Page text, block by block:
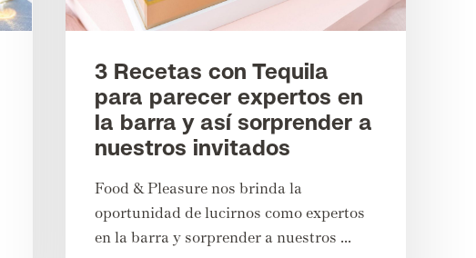
3 Recetas con Tequila
para parecer expertos en
la barra y así sorprender a
nuestros invitados
Food & Pleasure nos brinda la
oportunidad de lucirnos como expertos
en la barra y sorprender a nuestros ...